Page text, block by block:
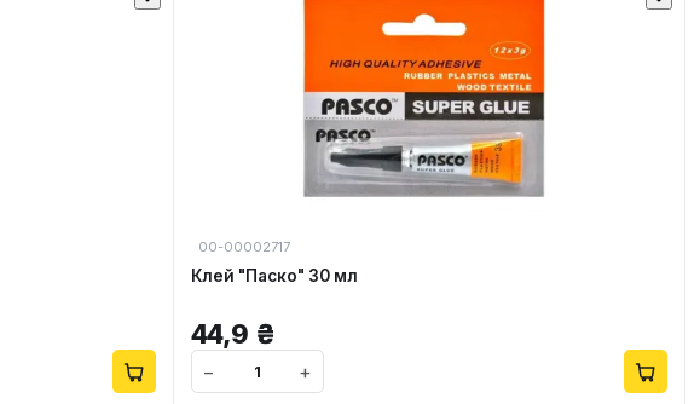
00-00002717
Клей "Паско" 30 мл
44,9 ₴
− +